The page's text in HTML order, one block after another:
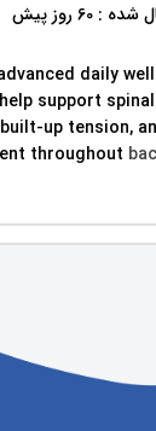
: 60 روز پیش
daily
support
up tension,
throughout